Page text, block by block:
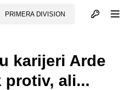
PRIMERA DIVISION Otvori profil
karijeri Arde
protiv, ali...